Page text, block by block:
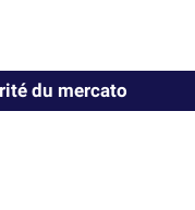
du mercato